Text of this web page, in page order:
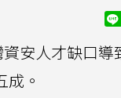
安人才缺口導
。